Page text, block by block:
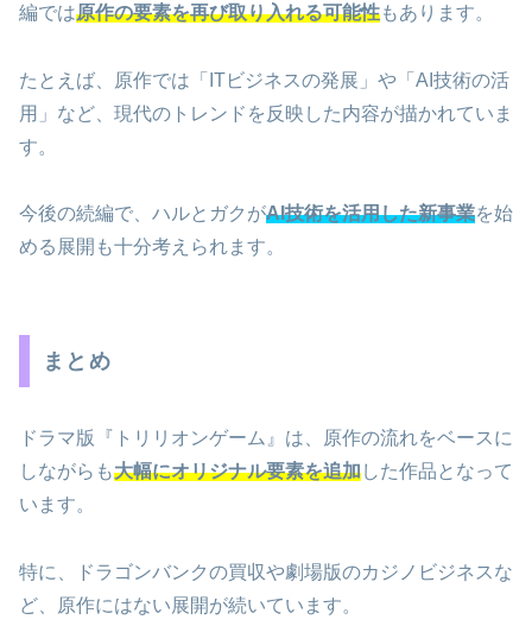
編では原作の要素を再び取り入れる可能性もあります。
たとえば、原作では「ITビジネスの発展」や「AI技術の活
用」など、現代のトレンドを反映した内容が描かれていま
す。
今後の続編で、ハルとガクがAI技術を活用した新事業を始
める展開も十分考えられます。
まとめ
ドラマ版『トリリオンゲーム』は、原作の流れをベースに
しながらも大幅にオリジナル要素を追加した作品となって
います。
特に、ドラゴンバンクの買収や劇場版のカジノビジネスな
ど、原作にはない展開が続いています。